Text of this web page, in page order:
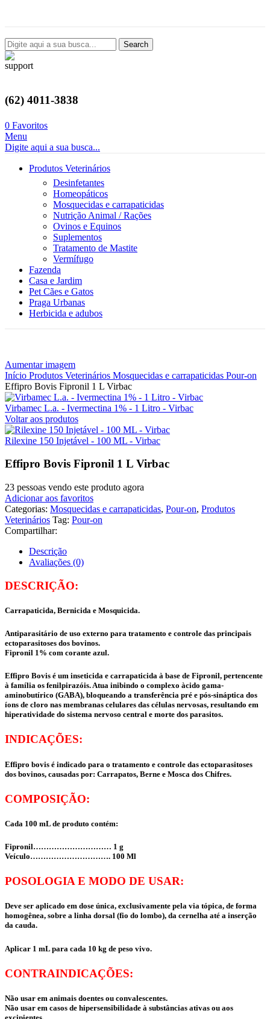
Search
(62) 4011-3838
0 Favoritos
Menu
Digite aqui a sua busca...
Produtos Veterinários
Desinfetantes
Homeopáticos
Mosquecidas e carrapaticidas
Nutrição Animal / Rações
Ovinos e Equinos
Suplementos
Tratamento de Mastite
Vermífugo
Fazenda
Casa e Jardim
Pet Cães e Gatos
Praga Urbanas
Herbicida e adubos
Aumentar imagem
Início Produtos Veterinários Mosquecidas e carrapaticidas Pour-on
Effipro Bovis Fipronil 1 L Virbac
Virbamec L.a. - Ivermectina 1% - 1 Litro - Virbac
Voltar aos produtos
Rilexine 150 Injetável - 100 ML - Virbac
Effipro Bovis Fipronil 1 L Virbac
23 pessoas vendo este produto agora
Adicionar aos favoritos
Categorias: Mosquecidas e carrapaticidas, Pour-on, Produtos
Veterinários Tag: Pour-on
Compartilhar:
Descrição
Avaliações (0)
DESCRIÇÃO:
Carrapaticida, Bernicida e Mosquicida.
Antiparasitário de uso externo para tratamento e controle das principais
ectoparasitoses dos bovinos.
Fipronil 1% com corante azul.
Effipro Bovis é um inseticida e carrapaticida à base de Fipronil, pertencente
à família os fenilpirazóis. Atua inibindo o complexo àcido gama-
aminobutírico (GABA), bloqueando a transferência pré e pós-sináptica dos
íons de cloro nas membranas celulares das células nervosas, resultando em
hiperatividade do sistema nervoso central e morte dos parasitos.
INDICAÇÕES:
Effipro bovis é indicado para o tratamento e controle das ectoparasitoses
dos bovinos, causadas por: Carrapatos, Berne e Mosca dos Chifres.
COMPOSIÇÃO:
Cada 100 mL de produto contém:
Fipronil………………………… 1 g
Veículo…………………………. 100 Ml
POSOLOGIA E MODO DE USAR:
Deve ser aplicado em dose única, exclusivamente pela via tópica, de forma
homogênea, sobre a linha dorsal (fio do lombo), da cernelha até a inserção
da cauda.
Aplicar 1 mL para cada 10 kg de peso vivo.
CONTRAINDICAÇÕES:
Não usar em animais doentes ou convalescentes.
Não usar em casos de hipersensibilidade à substâncias ativas ou aos